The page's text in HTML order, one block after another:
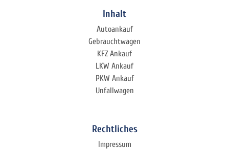
Inhalt
Autoankauf
Gebrauchtwagen
KFZ Ankauf
LKW Ankauf
PKW Ankauf
Unfallwagen
Rechtliches
Impressum